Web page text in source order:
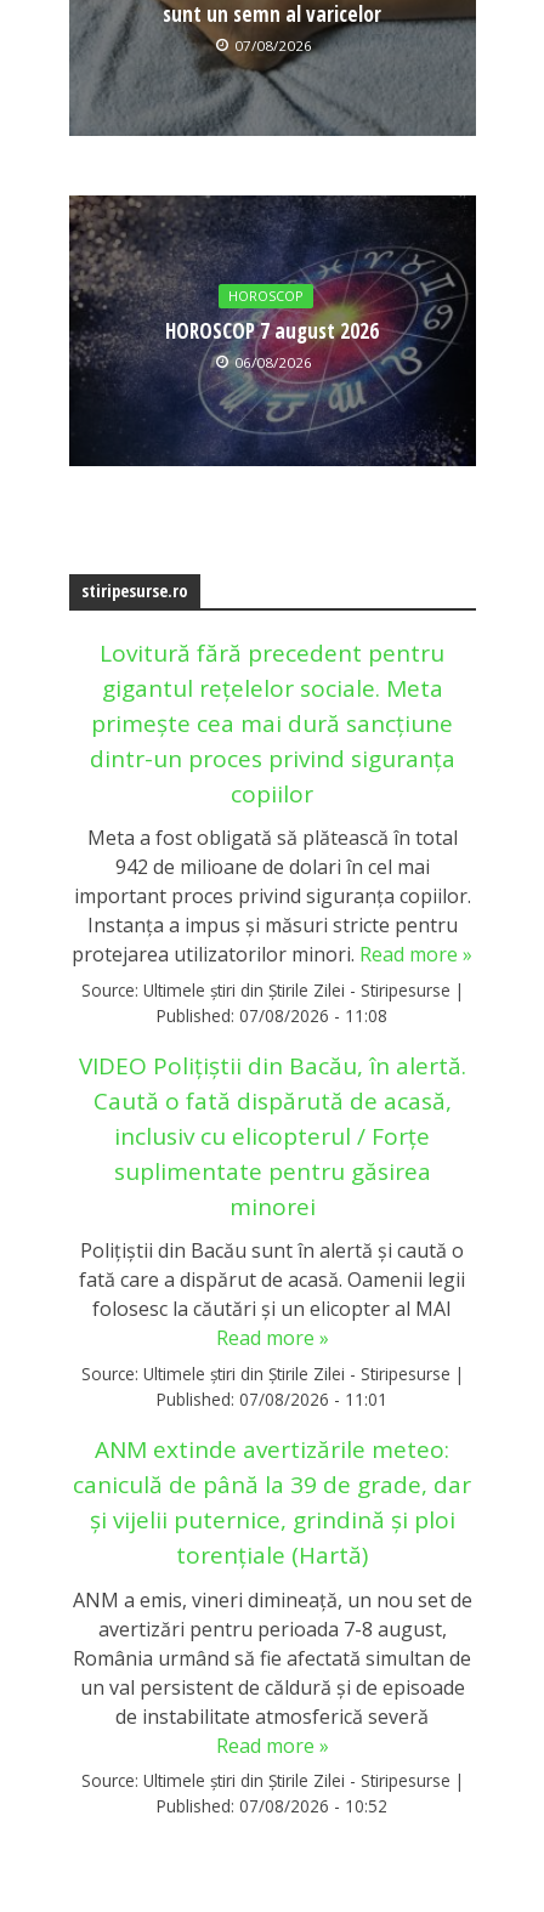
sunt un semn al varicelor
07/08/2026
HOROSCOP
HOROSCOP 7 august 2026
06/08/2026
stiripesurse.ro
Lovitură fără precedent pentru
gigantul rețelelor sociale. Meta
primește cea mai dură sancțiune
dintr-un proces privind siguranța
copiilor
Meta a fost obligată să plătească în total
942 de milioane de dolari în cel mai
important proces privind siguranța copiilor.
Instanța a impus și măsuri stricte pentru
protejarea utilizatorilor minori. Read more »
Source: Ultimele știri din Știrile Zilei - Stiripesurse |
Published: 07/08/2026 - 11:08
VIDEO Polițiștii din Bacău, în alertă.
Caută o fată dispărută de acasă,
inclusiv cu elicopterul / Forțe
suplimentate pentru găsirea
minorei
Polițiștii din Bacău sunt în alertă și caută o
fată care a dispărut de acasă. Oamenii legii
folosesc la căutări și un elicopter al MAI
Read more »
Source: Ultimele știri din Știrile Zilei - Stiripesurse |
Published: 07/08/2026 - 11:01
ANM extinde avertizările meteo:
caniculă de până la 39 de grade, dar
și vijelii puternice, grindină și ploi
torențiale (Hartă)
ANM a emis, vineri dimineață, un nou set de
avertizări pentru perioada 7-8 august,
România urmând să fie afectată simultan de
un val persistent de căldură și de episoade
de instabilitate atmosferică severă
Read more »
Source: Ultimele știri din Știrile Zilei - Stiripesurse |
Published: 07/08/2026 - 10:52